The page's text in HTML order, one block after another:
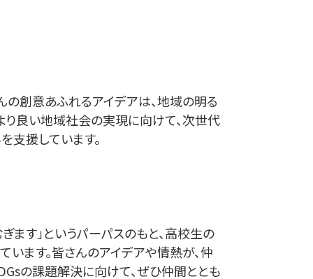
創意あふれるアイデアは、地域の明る
り良い地域社会の実現に向けて、次世代
支援しています。
ます」というパーパスのもと、高校生の
ます。皆さんのアイデアや情熱が、仲
の課題解決に向けて、ぜひ仲間ととも